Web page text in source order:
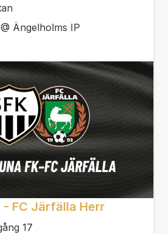
Ängelholms IP
- FC Järfälla Herr
17